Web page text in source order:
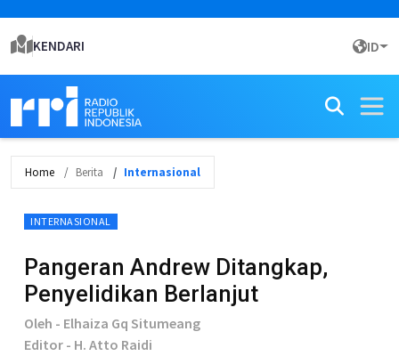
KENDARI ID
Home Berita Internasional
INTERNASIONAL
Pangeran Andrew Ditangkap,
Penyelidikan Berlanjut
Oleh - Elhaiza Gq Situmeang
Editor - H. Atto Raidi